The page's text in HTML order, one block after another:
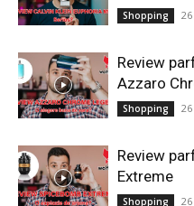
Shopping
Review
Azzaro
Shopping
Review
Extreme
Shopping